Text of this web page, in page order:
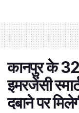
कानपुर के 32
इमरजेंसी
दबाने पर